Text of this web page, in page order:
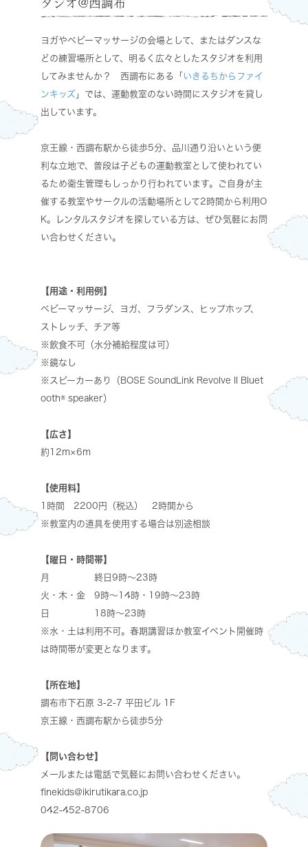
ヨガやベビーマッサージの会場として、またはダンスな
どの練習場所として、明るく広々としたスタジオを利用
してみませんか？ 西調布にある「 いきるちからファイ
ンキッズ 」では、運動教室のない時間にスタジオを貸し
出しています。
京王線・西調布駅から徒歩5分、品川通り沿いという便
利な立地で、普段は子どもの運動教室として使われてい
るため衛生管理もしっかり行われています。ご自身が主
催する教室やサークルの活動場所として2時間から利用O
K。レンタルスタジオを探している方は、ぜひ気軽にお問
い合わせください。
【用途・利用例】
ベビーマッサージ、ヨガ、フラダンス、ヒップホップ、
ストレッチ、チア等
※飲食不可（水分補給程度は可）
※鏡なし
※スピーカーあり（BOSE SoundLink Revolve II Bluet
ooth® speaker）
【広さ】
約12m×6m
【使用料】
1時間 2200円（税込） 2時間から
※教室内の道具を使用する場合は別途相談
【曜日・時間帯】
月 終日9時～23時
火・木・金 9時～14時・19時～23時
日 18時～23時
※水・土は利用不可。春期講習ほか教室イベント開催時
は時間帯が変更となります。
【所在地】
調布市下石原 3-2-7 平田ビル 1F
京王線・西調布駅から徒歩5分
【問い合わせ】
メールまたは電話で気軽にお問い合わせください。
finekids@ikirutikara.co.jp
042-452-8706